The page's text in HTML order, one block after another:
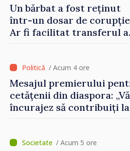
Un bărbat a fost reținut
într-un dosar de
Ar fi facilitat transferul a
/ Acum 4 ore
Mesajul premierului
cetățenii din diaspora: „Vă
încurajez să contribuiți la
/ Acum 5 ore